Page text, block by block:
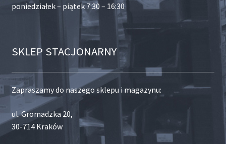
poniedziałek – piątek 7:30 – 16:30
SKLEP STACJONARNY
Zapraszamy do naszego sklepu i magazynu:
ul. Gromadzka 20,
30-714 Kraków